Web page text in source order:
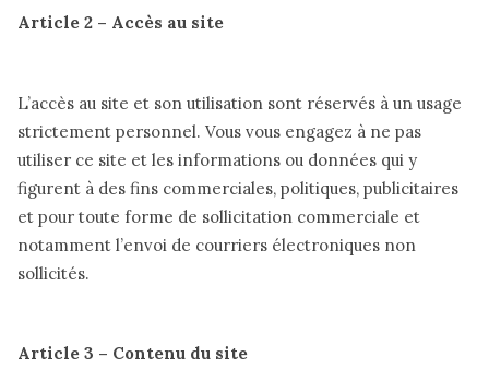
Article 2 – Accès au site
L’accès au site et son utilisation sont réservés à un usage
strictement personnel. Vous vous engagez à ne pas
utiliser ce site et les informations ou données qui y
figurent à des fins commerciales, politiques, publicitaires
et pour toute forme de sollicitation commerciale et
notamment l’envoi de courriers électroniques non
sollicités.
Article 3 – Contenu du site